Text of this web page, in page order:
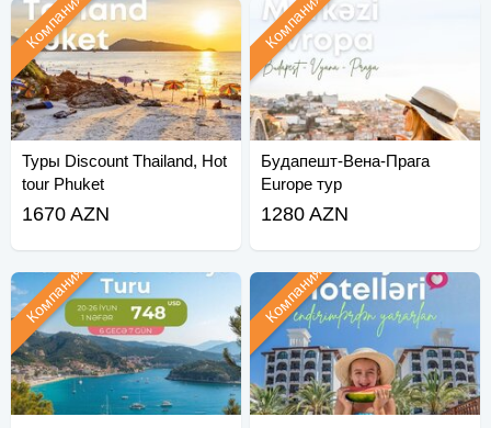
Туры Discount Thailand, Hot
tour Phuket
Компания
1670 AZN
Будапешт-Вена-Прага
Europe тур
Компания
1280 AZN
Компания Компания